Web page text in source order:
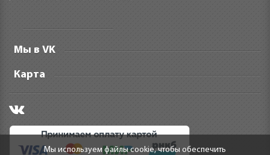
Мы в VK
Карта
Мы используем файлы cookie, чтобы обеспечить